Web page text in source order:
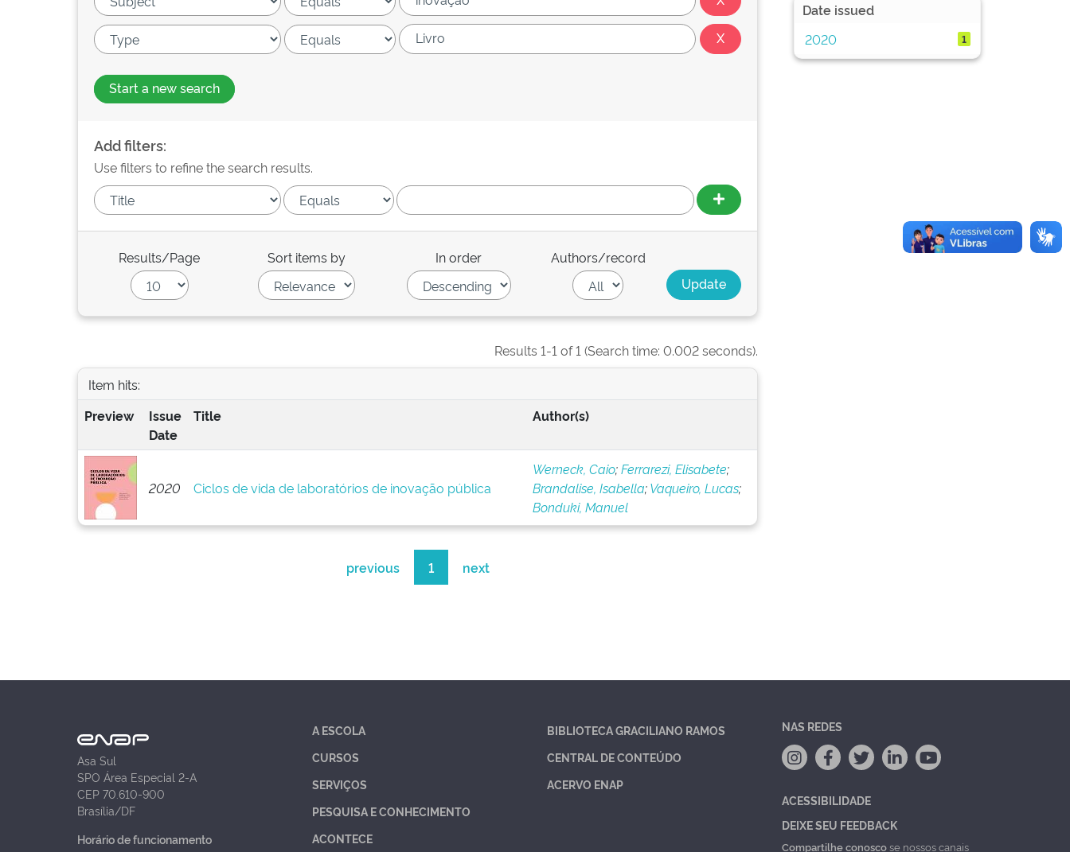
Start a new search
Add filters:
Use filters to refine the search results.
Results/Page Sort items by In order Authors/record
Results 1-1 of 1 (Search time: 0.002 seconds).
Item hits:
Preview
Issue
Date
Title Author(s)
2020 Ciclos de vida de laboratórios de inovação pública
Werneck, Caio;Ferrarezi, Elisabete;
Brandalise, Isabella;Vaqueiro, Lucas;
Bonduki, Manuel
previous 1 next
Date issued
2020
1
Asa Sul
SPO Área Especial 2-A
CEP 70.610-900
Brasília/DF
Horário de funcionamento
A ESCOLA
CURSOS
SERVIÇOS
PESQUISA E CONHECIMENTO
ACONTECE
BIBLIOTECA GRACILIANO RAMOS
CENTRAL DE CONTEÚDO
ACERVO ENAP
NAS REDES
ACESSIBILIDADE
DEIXE SEU FEEDBACK
Compartilhe conoscose nossos canais